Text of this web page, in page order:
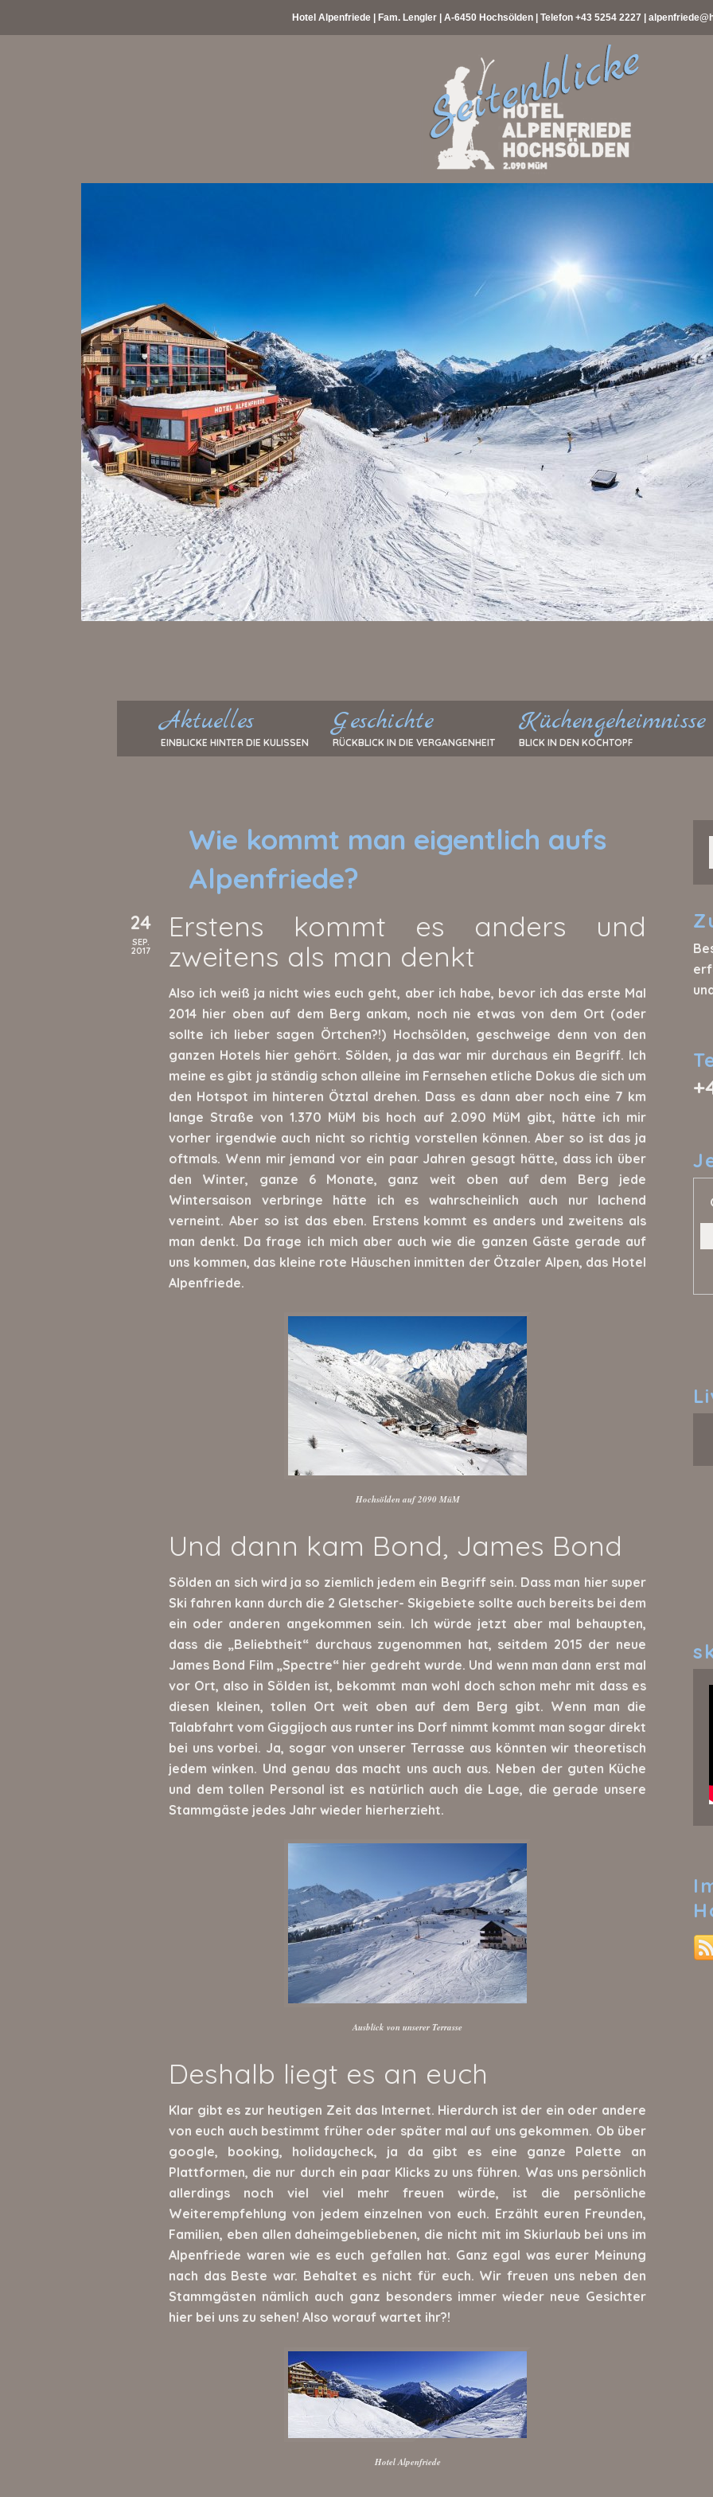
Hotel Alpenfriede | Fam. Lengler | A-6450 Hochsölden | Telefon +43 5254 2227
Aktuelles
EINBLICKE HINTER DIE KULISSEN
Geschichte
RÜCKBLICK IN DIE VERGANGENHEIT
Küchengeheimnisse
BLICK IN DEN KOCHTOPF
Wie kommt man eigentlich aufs
Alpenfriede?
24
SEP.
2017
Erstens kommt es anders und
zweitens als man denkt
Also ich weiß ja nicht wies euch geht, aber ich habe, bevor ich das erste Mal
2014 hier oben auf dem Berg ankam, noch nie etwas von dem Ort (oder
sollte ich lieber sagen Örtchen?!) Hochsölden, geschweige denn von den
ganzen Hotels hier gehört. Sölden, ja das war mir durchaus ein Begriff. Ich
meine es gibt ja ständig schon alleine im Fernsehen etliche Dokus die sich um
den Hotspot im hinteren Ötztal drehen. Dass es dann aber noch eine 7 km
lange Straße von 1.370 MüM bis hoch auf 2.090 MüM gibt, hätte ich mir
vorher irgendwie auch nicht so richtig vorstellen können. Aber so ist das ja
oftmals. Wenn mir jemand vor ein paar Jahren gesagt hätte, dass ich über
den Winter, ganze 6 Monate, ganz weit oben auf dem Berg jede
Wintersaison verbringe hätte ich es wahrscheinlich auch nur lachend
verneint. Aber so ist das eben. Erstens kommt es anders und zweitens als
man denkt. Da frage ich mich aber auch wie die ganzen Gäste gerade auf
uns kommen, das kleine rote Häuschen inmitten der Ötzaler Alpen, das Hotel
Alpenfriede.
Hochsölden auf 2090 MüM
Und dann kam Bond, James Bond
Sölden an sich wird ja so ziemlich jedem ein Begriff sein. Dass man hier super
Ski fahren kann durch die 2 Gletscher- Skigebiete sollte auch bereits bei dem
ein oder anderen angekommen sein. Ich würde jetzt aber mal behaupten,
dass die „Beliebtheit“ durchaus zugenommen hat, seitdem 2015 der neue
James Bond Film „Spectre“ hier gedreht wurde. Und wenn man dann erst mal
vor Ort, also in Sölden ist, bekommt man wohl doch schon mehr mit dass es
diesen kleinen, tollen Ort weit oben auf dem Berg gibt. Wenn man die
Talabfahrt vom Giggijoch aus runter ins Dorf nimmt kommt man sogar direkt
bei uns vorbei. Ja, sogar von unserer Terrasse aus könnten wir theoretisch
jedem winken. Und genau das macht uns auch aus. Neben der guten Küche
und dem tollen Personal ist es natürlich auch die Lage, die gerade unsere
Stammgäste jedes Jahr wieder hierherzieht.
Ausblick von unserer Terrasse
Deshalb liegt es an euch
Klar gibt es zur heutigen Zeit das Internet. Hierdurch ist der ein oder andere
von euch auch bestimmt früher oder später mal auf uns gekommen. Ob über
google, booking, holidaycheck, ja da gibt es eine ganze Palette an
Plattformen, die nur durch ein paar Klicks zu uns führen. Was uns persönlich
allerdings noch viel viel mehr freuen würde, ist die persönliche
Weiterempfehlung von jedem einzelnen von euch. Erzählt euren Freunden,
Familien, eben allen daheimgebliebenen, die nicht mit im Skiurlaub bei uns im
Alpenfriede waren wie es euch gefallen hat. Ganz egal was eurer Meinung
nach das Beste war. Behaltet es nicht für euch. Wir freuen uns neben den
Stammgästen nämlich auch ganz besonders immer wieder neue Gesichter
hier bei uns zu sehen! Also worauf wartet ihr?!
Hotel Alpenfriede